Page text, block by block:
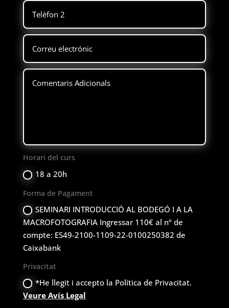
Horari del curs
18 a 20h
Forma de Pagament
SEMINARI INTRODUCCIÓ AL BODEGÓ I A LA
MACROFOTOGRAFIA Ingressar 110€ al nº de
compte: ES49-2100-1109-22-0100250382 de
Caixabank
Privacitat
*He llegit i accepto la Política de Privacitat.
Veure Avís Legal